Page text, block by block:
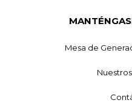
Mesa de